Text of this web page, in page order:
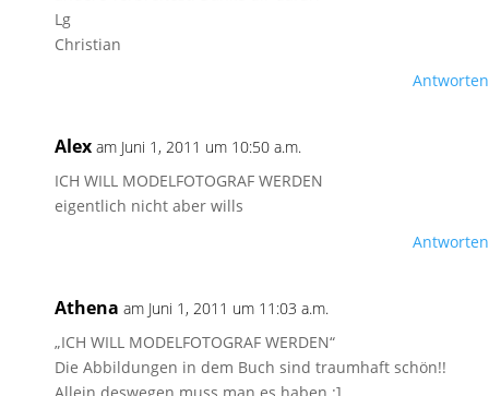
Lg
Christian
Antworten
Alex am Juni 1, 2011 um 10:50 a.m.
ICH WILL MODELFOTOGRAF WERDEN
eigentlich nicht aber wills
Antworten
Athena am Juni 1, 2011 um 11:03 a.m.
„ICH WILL MODELFOTOGRAF WERDEN“
Die Abbildungen in dem Buch sind traumhaft schön!!